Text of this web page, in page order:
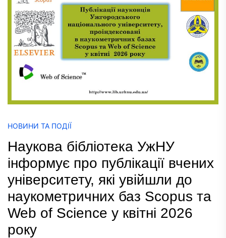
НОВИНИ ТА ПОДІЇ
Наукова бібліотека УжНУ
інформує про публікації вчених
університету, які увійшли до
наукометричних баз Scopus та
Web of Science у квітні 2026
року